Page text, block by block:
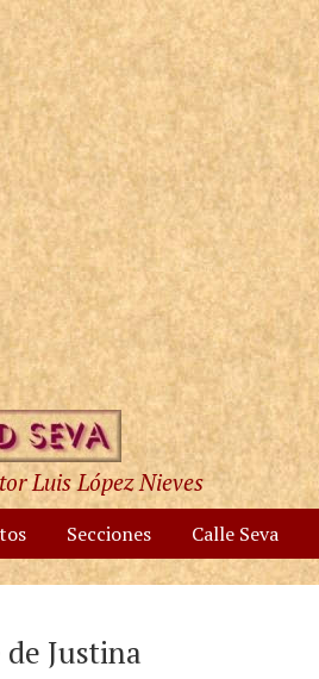
Luis López Nieves
Secciones Calle Seva
Justina